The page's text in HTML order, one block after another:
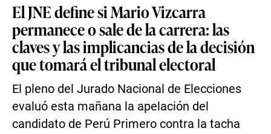
El JNE define si Mario Vizcarra
permanece o sale de la carrera: las
claves y las implicancias de la decisión
que tomará el tribunal electoral
El pleno del Jurado Nacional de Elecciones
evaluó esta mañana la apelación del
candidato de Perú Primero contra la tacha